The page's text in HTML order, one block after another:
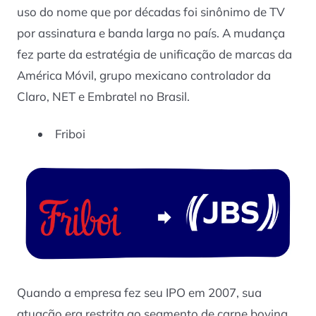
uso do nome que por décadas foi sinônimo de TV
por assinatura e banda larga no país. A mudança
fez parte da estratégia de unificação de marcas da
América Móvil, grupo mexicano controlador da
Claro, NET e Embratel no Brasil.
Friboi
Quando a empresa fez seu IPO em 2007, sua